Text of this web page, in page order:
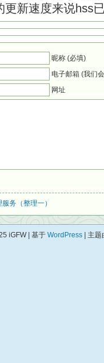
更新速度来说hss
昵称 (必填)
电子邮箱 (我们
网址
务（整理一）
iGFW | 基于 WordPress | 主题